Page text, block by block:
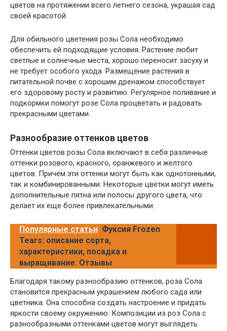
цветов на протяжении всего летнего сезона, украшая сад
своей красотой.
Для обильного цветения розы Сола необходимо
обеспечить ей подходящие условия. Растение любит
светлые и солнечные места, хорошо переносит засуху и
не требует особого ухода. Размещение растения в
питательной почве с хорошим дренажом способствует
его здоровому росту и развитию. Регулярное поливание и
подкормки помогут розе Сола процветать и радовать
прекрасными цветами.
Разнообразие оттенков цветов
Оттенки цветов розы Сола включают в себя различные
оттенки розового, красного, оранжевого и желтого
цветов. Причем эти оттенки могут быть как однотонными,
так и комбинированными. Некоторые цветки могут иметь
дополнительные пятна или полосы другого цвета, что
делает их еще более привлекательными.
Популярные статьи Фуксия Frozen
Tears: описание сорта,
характеристики, посадка и
выращивание. Отзывы
Благодаря такому разнообразию оттенков, роза Сола
становится прекрасным украшением любого сада или
цветника. Она способна создать настроение и придать
яркости своему окружению. Композиции из роз Сола с
разнообразными оттенками цветов могут выглядеть